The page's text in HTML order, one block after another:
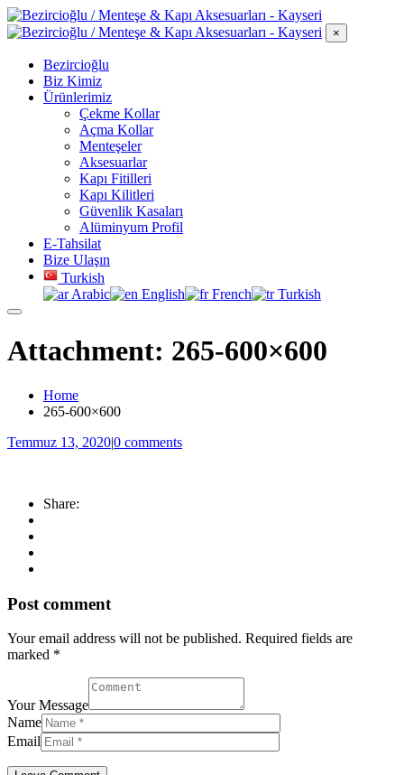
×
Bezircioğlu
Biz Kimiz
Ürünlerimiz
Çekme Kollar
Açma Kollar
Menteşeler
Aksesuarlar
Kapı Fitilleri
Kapı Kilitleri
Güvenlik Kasaları
Alüminyum Profil
E-Tahsilat
Bize Ulaşın
Turkish
Arabic
English French Turkish
Attachment: 265-600×600
Home
265-600×600
Temmuz 13, 2020|0 comments
Share:
Post comment
Your email address will not be published. Required fields are
marked *
Your Message
Name
Email